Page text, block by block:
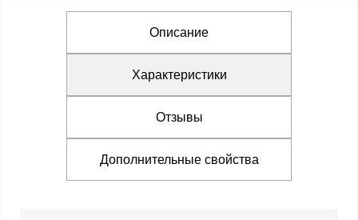
Описание
Характеристики
Отзывы
Дополнительные свойства